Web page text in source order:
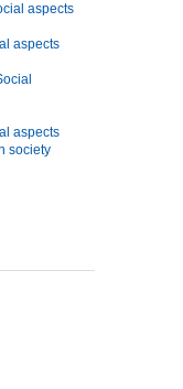
aspects
aspects
aspects
society